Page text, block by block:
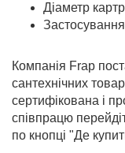
Діаметр
Компанія Frap
сантехнічних
сертифікована і
співпрацю
по кнопці "Де